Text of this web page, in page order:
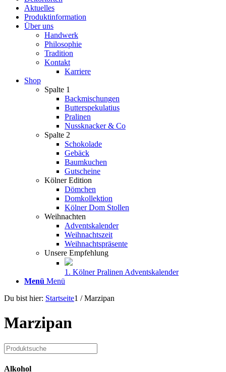
Aktuelles
Produktinformation
Über uns
Handwerk
Philosophie
Tradition
Kontakt
Karriere
Shop
Spalte 1
Backmischungen
Butterspekulatius
Pralinen
Nussknacker & Co
Spalte 2
Schokolade
Gebäck
Baumkuchen
Gutscheine
Kölner Edition
Dömchen
Domkollektion
Kölner Dom Stollen
Weihnachten
Adventskalender
Weihnachtszeit
Weihnachtspräsente
Unsere Empfehlung
1. Kölner Pralinen Adventskalender
Menü Menü
Du bist hier: Startseite1 / Marzipan
Marzipan
Alkohol